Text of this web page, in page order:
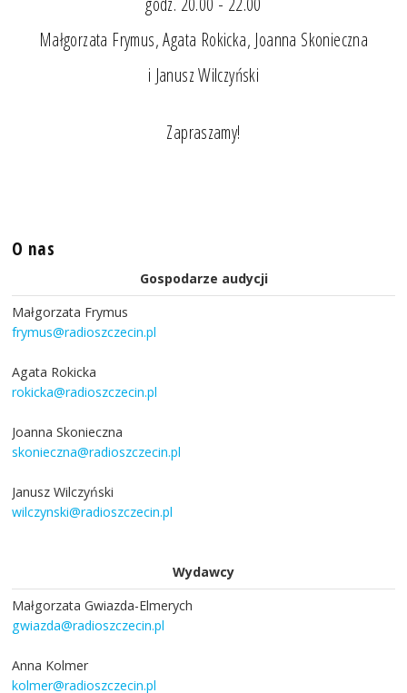
Małgorzata Frymus, Agata Rokicka, Joanna Skonieczna
i Janusz Wilczyński
Zapraszamy!
O nas
Gospodarze audycji
Małgorzata Frymus
frymus@radioszczecin.pl
Agata Rokicka
rokicka@radioszczecin.pl
Joanna Skonieczna
skonieczna@radioszczecin.pl
Janusz Wilczyński
wilczynski@radioszczecin.pl
Wydawcy
Małgorzata Gwiazda-Elmerych
gwiazda@radioszczecin.pl
Anna Kolmer
kolmer@radioszczecin.pl